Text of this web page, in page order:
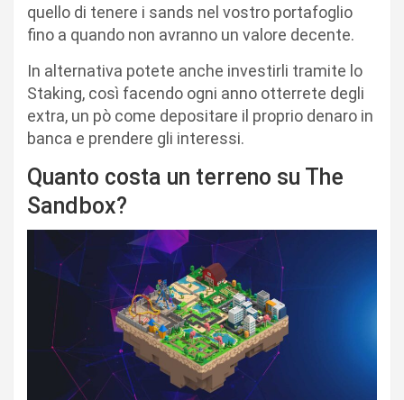
quello di tenere i sands nel vostro portafoglio
fino a quando non avranno un valore decente.
In alternativa potete anche investirli tramite lo
Staking, così facendo ogni anno otterrete degli
extra, un pò come depositare il proprio denaro in
banca e prendere gli interessi.
Quanto costa un terreno su The
Sandbox?